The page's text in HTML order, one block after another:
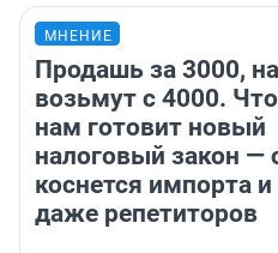
МНЕНИЕ
Продашь за 3000,
возьмут с 4000. Что
нам готовит новый
налоговый закон —
коснется импорта и
даже репетиторов